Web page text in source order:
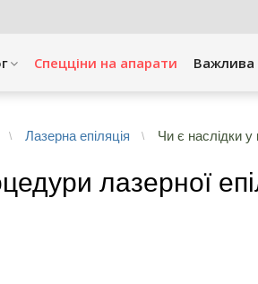
Спецціни на апарати Важлива
Лазерна епіляція Чи є наслідки у
лазерної